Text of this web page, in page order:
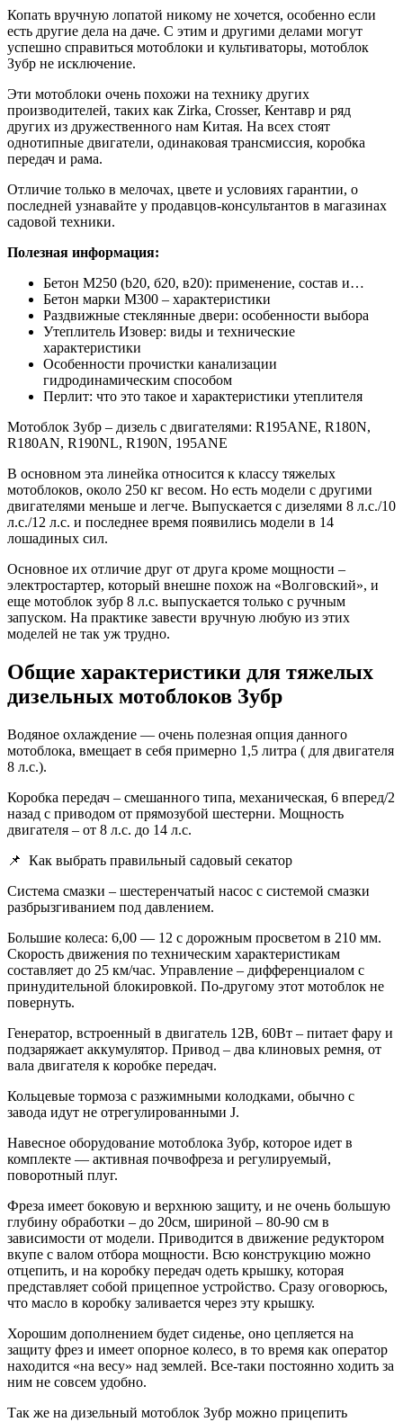
Копать вручную лопатой никому не хочется, особенно если
есть другие дела на даче. С этим и другими делами могут
успешно справиться мотоблоки и культиваторы, мотоблок
Зубр не исключение.
Эти мотоблоки очень похожи на технику других
производителей, таких как Zirka, Crosser, Кентавр и ряд
других из дружественного нам Китая. На всех стоят
однотипные двигатели, одинаковая трансмиссия, коробка
передач и рама.
Отличие только в мелочах, цвете и условиях гарантии, о
последней узнавайте у продавцов-консультантов в магазинах
садовой техники.
Полезная информация:
Бетон М250 (b20, б20, в20): применение, состав и…
Бетон марки М300 – характеристики
Раздвижные стеклянные двери: особенности выбора
Утеплитель Изовер: виды и технические
характеристики
Особенности прочистки канализации
гидродинамическим способом
Перлит: что это такое и характеристики утеплителя
Мотоблок Зубр – дизель с двигателями: R195ANE, R180N,
R180AN, R190NL, R190N, 195ANE
В основном эта линейка относится к классу тяжелых
мотоблоков, около 250 кг весом. Но есть модели с другими
двигателями меньше и легче. Выпускается с дизелями 8 л.с./10
л.с./12 л.с. и последнее время появились модели в 14
лошадиных сил.
Основное их отличие друг от друга кроме мощности –
электростартер, который внешне похож на «Волговский», и
еще мотоблок зубр 8 л.с. выпускается только с ручным
запуском. На практике завести вручную любую из этих
моделей не так уж трудно.
Общие характеристики для тяжелых
дизельных мотоблоков Зубр
Водяное охлаждение — очень полезная опция данного
мотоблока, вмещает в себя примерно 1,5 литра ( для двигателя
8 л.с.).
Коробка передач – смешанного типа, механическая, 6 вперед/2
назад с приводом от прямозубой шестерни. Мощность
двигателя – от 8 л.с. до 14 л.с.
📌 Как выбрать правильный садовый секатор
Система смазки – шестеренчатый насос с системой смазки
разбрызгиванием под давлением.
Большие колеса: 6,00 — 12 с дорожным просветом в 210 мм.
Скорость движения по техническим характеристикам
составляет до 25 км/час. Управление – дифференциалом с
принудительной блокировкой. По-другому этот мотоблок не
повернуть.
Генератор, встроенный в двигатель 12В, 60Вт – питает фару и
подзаряжает аккумулятор. Привод – два клиновых ремня, от
вала двигателя к коробке передач.
Кольцевые тормоза с разжимными колодками, обычно с
завода идут не отрегулированными J.
Навесное оборудование мотоблока Зубр, которое идет в
комплекте — активная почвофреза и регулируемый,
поворотный плуг.
Фреза имеет боковую и верхнюю защиту, и не очень большую
глубину обработки – до 20см, шириной – 80-90 см в
зависимости от модели. Приводится в движение редуктором
вкупе с валом отбора мощности. Всю конструкцию можно
отцепить, и на коробку передач одеть крышку, которая
представляет собой прицепное устройство. Сразу оговорюсь,
что масло в коробку заливается через эту крышку.
Хорошим дополнением будет сиденье, оно цепляется на
защиту фрез и имеет опорное колесо, в то время как оператор
находится «на весу» над землей. Все-таки постоянно ходить за
ним не совсем удобно.
Так же на дизельный мотоблок Зубр можно прицепить